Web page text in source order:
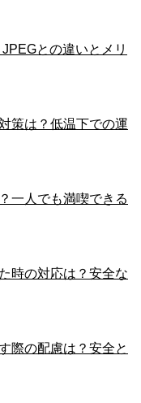
との違いとメリ
策は？低温下での運
一人でも満喫できる
時の対応は？安全な
際の配慮は？安全と